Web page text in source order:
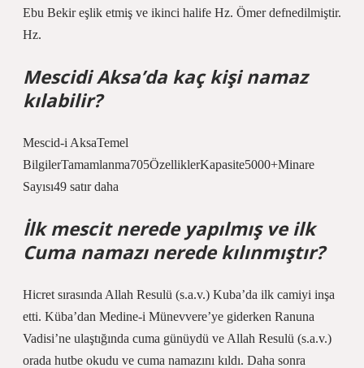
Ebu Bekir eşlik etmiş ve ikinci halife Hz. Ömer defnedilmiştir.
Hz.
Mescidi Aksa’da kaç kişi namaz
kılabilir?
Mescid-i AksaTemel
BilgilerTamamlanma705ÖzelliklerKapasite5000+Minare
Sayısı49 satır daha
İlk mescit nerede yapılmış ve ilk
Cuma namazı nerede kılınmıştır?
Hicret sırasında Allah Resulü (s.a.v.) Kuba’da ilk camiyi inşa
etti. Küba’dan Medine-i Münevvere’ye giderken Ranuna
Vadisi’ne ulaştığında cuma günüydü ve Allah Resulü (s.a.v.)
orada hutbe okudu ve cuma namazını kıldı. Daha sonra